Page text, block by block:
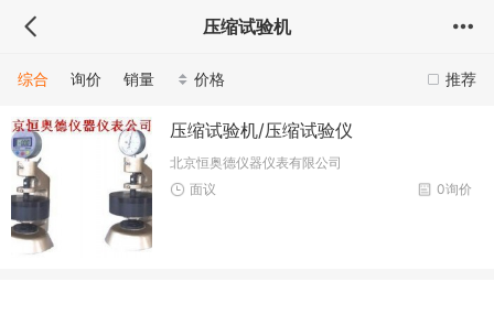
压缩试验机
推荐
综合 询价 销量 价格
压缩试验机/压缩试验仪
北京恒奥德仪器仪表有限公司
0询价
面议